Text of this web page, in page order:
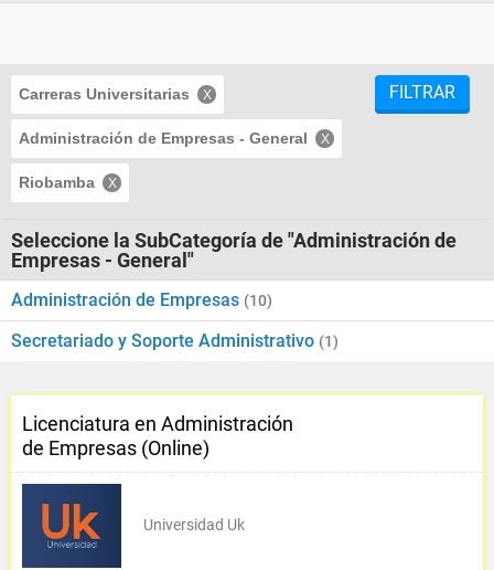
Carreras Universitarias
Administración de Empresas - General
Riobamba
FILTRAR
Seleccione la SubCategoría de "Administración de
Empresas - General"
Administración de Empresas (10)
Secretariado y Soporte Administrativo (1)
Licenciatura en Administración
de Empresas (Online)
Universidad Uk